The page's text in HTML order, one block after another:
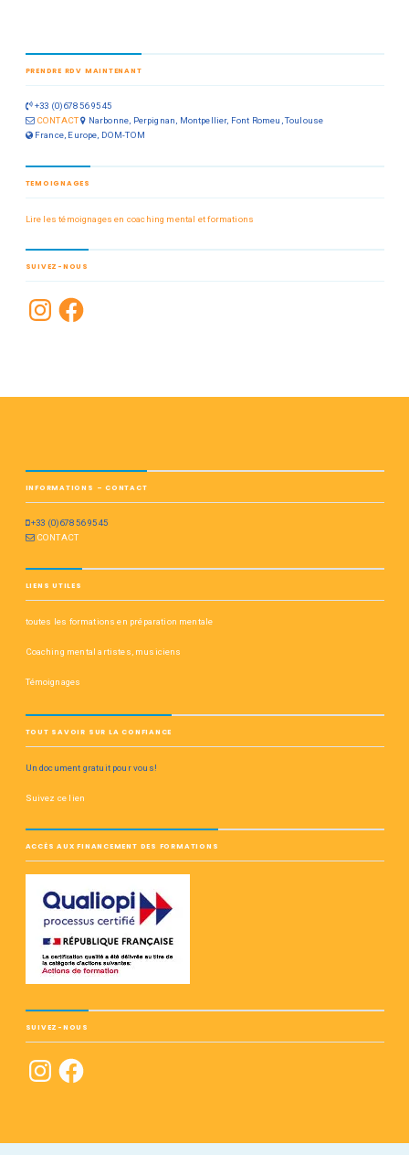
PRENDRE RDV MAINTENANT
+33 (0)678 56 95 45
CONTACT
Narbonne, Perpignan, Montpellier, Font Romeu, Toulouse
France, Europe, DOM-TOM
TEMOIGNAGES
Lire les témoignages en coaching mental et formations
SUIVEZ-NOUS
INFORMATIONS – CONTACT
+33 (0)678 56 95 45
CONTACT
LIENS UTILES
toutes les formations en préparation mentale
Coaching mental artistes, musiciens
Témoignages
TOUT SAVOIR SUR LA CONFIANCE
Un document gratuit pour vous!
Suivez ce lien
ACCÈS AUX FINANCEMENT DES FORMATIONS
SUIVEZ-NOUS